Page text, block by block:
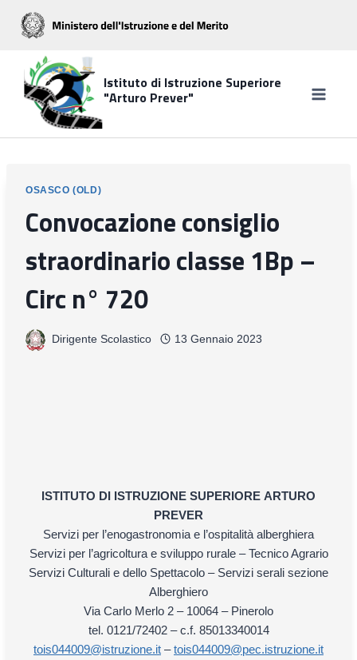
Salta
contenuto
Istituto di Istruzione Superiore
"Arturo Prever"
OSASCO (OLD)
Convocazione consiglio
straordinario classe 1Bp –
Circ n° 720
Dirigente Scolastico 13 Gennaio 2023
ISTITUTO DI ISTRUZIONE SUPERIORE ARTURO
PREVER
Servizi per l’enogastronomia e l’ospitalità alberghiera
Servizi per l’agricoltura e sviluppo rurale – Tecnico Agrario
Servizi Culturali e dello Spettacolo – Servizi serali sezione
Alberghiero
Via Carlo Merlo 2 – 10064 – Pinerolo
tel. 0121/72402 – c.f. 85013340014
tois044009@istruzione.it –tois044009@pec.istruzione.it